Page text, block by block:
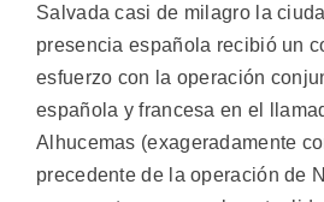
Salvada casi de milagro la
presencia española recibió un
esfuerzo con la operación
española y francesa en el
Alhucemas (exageradamente
precedente de la operación de